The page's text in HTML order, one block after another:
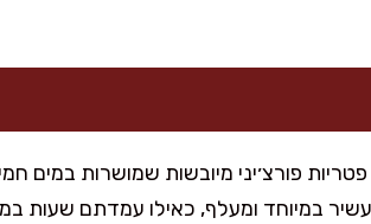
במיוחד ומעלף, כאילו עמדתם שעות